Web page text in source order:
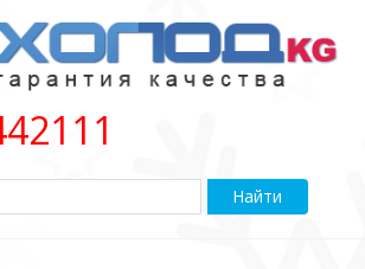
Найти